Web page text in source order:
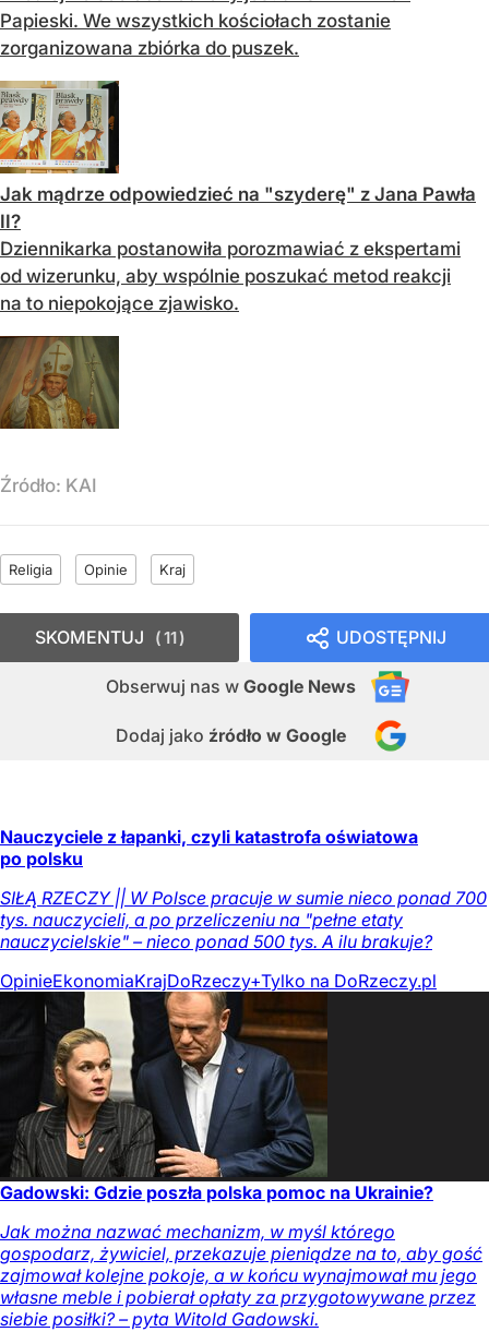
Papieski. We wszystkich kościołach zostanie
zorganizowana zbiórka do puszek.
Jak mądrze odpowiedzieć na "szyderę" z Jana Pawła
II?
Dziennikarka postanowiła porozmawiać z ekspertami
od wizerunku, aby wspólnie poszukać metod reakcji
na to niepokojące zjawisko.
Źródło: KAI
Religia Opinie Kraj
UDOSTĘPNIJ
Obserwuj nas w Google News
Dodaj jako źródło w Google
SKOMENTUJ 11
Nauczyciele z łapanki, czyli katastrofa oświatowa
po polsku
SIŁĄ RZECZY || W Polsce pracuje w sumie nieco ponad 700
tys. nauczycieli, a po przeliczeniu na "pełne etaty
nauczycielskie" – nieco ponad 500 tys. A ilu brakuje?
OpinieEkonomiaKrajDoRzeczy+Tylko na DoRzeczy.pl
Gadowski: Gdzie poszła polska pomoc na Ukrainie?
Jak można nazwać mechanizm, w myśl którego
gospodarz, żywiciel, przekazuje pieniądze na to, aby gość
zajmował kolejne pokoje, a w końcu wynajmował mu jego
własne meble i pobierał opłaty za przygotowywane przez
siebie posiłki? – pyta Witold Gadowski.